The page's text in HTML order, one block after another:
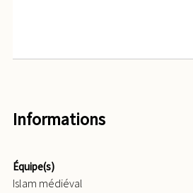
Informations
Équipe(s)
Islam médiéval